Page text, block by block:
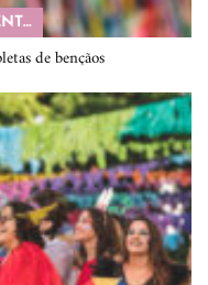
COMPORTAMENTO
de bençãos